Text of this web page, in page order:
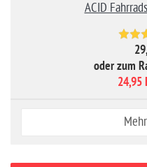
ACID
oder zum
24,95